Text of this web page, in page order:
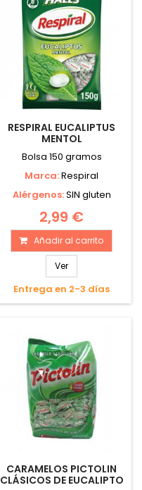
RESPIRAL EUCALIPTUS
MENTOL
Bolsa 150 gramos
Marca:Respiral
Alérgenos:SIN gluten
2,99 €
Añadir al carrito
Ver
Entrega en 2-3 días
CARAMELOS PICTOLIN
CLÁSICOS DE EUCALIPTO